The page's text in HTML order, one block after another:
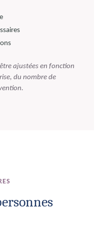
ajustées en fonction
du nombre de